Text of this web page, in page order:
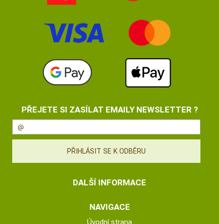
PŘEJETE SI ZASÍLAT EMAILY NEWSLETTER ?
DALŠÍ INFORMACE
NAVIGACE
Úvodní strana